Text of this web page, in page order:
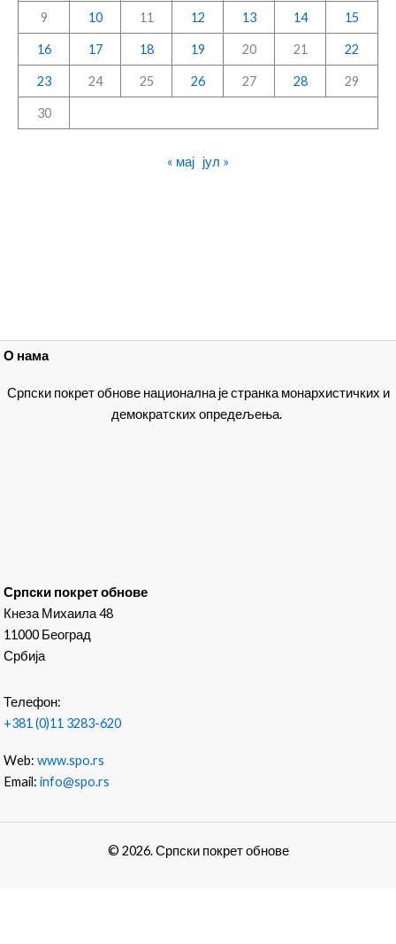
9 10 11 12 13 14 15
16 17 18 19 20 21 22
23 24 25 26 27 28 29
30
« мај јул »
О нама
Српски покрет обнове национална је странка монархистичких и
демократских опредељења.
Српски покрет обнове
Кнеза Михаила 48
11000 Београд
Србија
Телефон:
+381 (0)11 3283-620
Web:www.spo.rs
Email:info@spo.rs
© 2026. Српски покрет обнове